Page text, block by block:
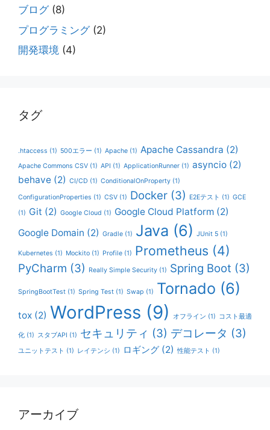
ブログ(8)
プログラミング(2)
開発環境 (4)
タグ
.htaccess (1) 500エラー (1) Apache (1) Apache Cassandra (2)
Apache Commons CSV (1) API (1) ApplicationRunner (1) asyncio (2)
behave (2) CI/CD (1) ConditionalOnProperty (1)
ConfigurationProperties (1) CSV (1) Docker (3) E2Eテスト (1) GCE
(1) Git (2) Google Cloud (1) Google Cloud Platform (2)
Google Domain (2) Gradle (1) Java (6) JUnit 5 (1)
Kubernetes (1) Mockito (1) Profile (1) Prometheus (4)
PyCharm (3) Really Simple Security (1) Spring Boot (3)
SpringBootTest (1) Spring Test (1) Swap (1) Tornado (6)
tox (2) WordPress (9) オフライン (1) コスト最適
化 (1) スタブAPI (1) セキュリティ (3) デコレータ (3)
ユニットテスト (1) レイテンシ (1) ロギング (2) 性能テスト (1)
アーカイブ